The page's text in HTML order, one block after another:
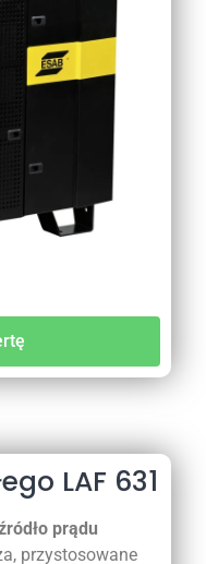
LAF 631
prądu
przystosowane